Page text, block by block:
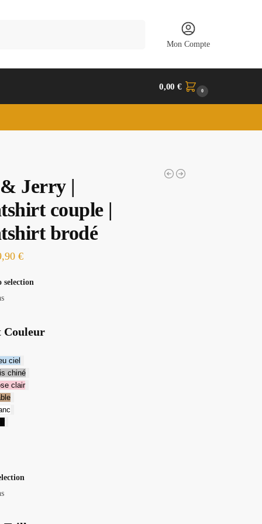
Mon Compte
0,00€ 0
Jerry |
couple |
brodé
€
selection
Couleur
ciel
chiné
clair